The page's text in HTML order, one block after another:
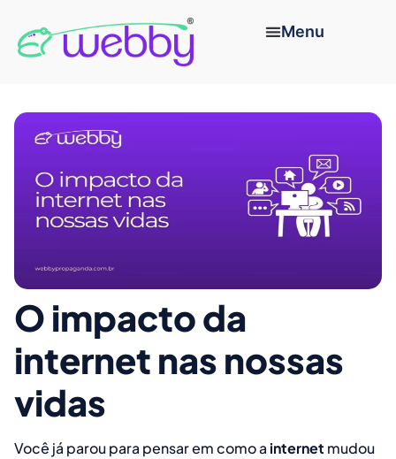
O impacto da
internet nas nossas
vidas
Você já parou para pensar em como a internet mudou